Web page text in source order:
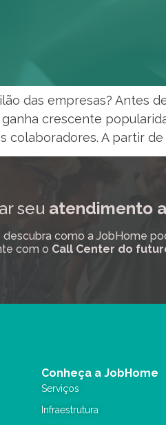
das empresas? Antes
crescente
colaboradores. A partir
seu atendimento
como a JobHome
com o Call Center do
Conheça a JobHome
Serviços
Infraestrutura